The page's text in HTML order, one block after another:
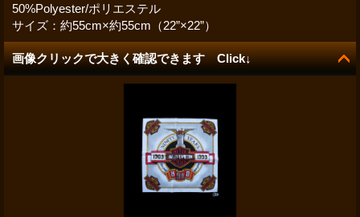
50%Polyester/ポリエステル
サイズ：約55cm×約55cm（22”×22”）
画像クリックで大きく確認できます Click↓